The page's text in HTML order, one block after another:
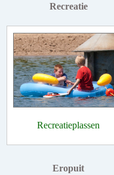
Recreatie
Recreatieplassen
Eropuit